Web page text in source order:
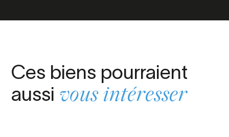
Ces biens pourraient
aussi vous intéresser